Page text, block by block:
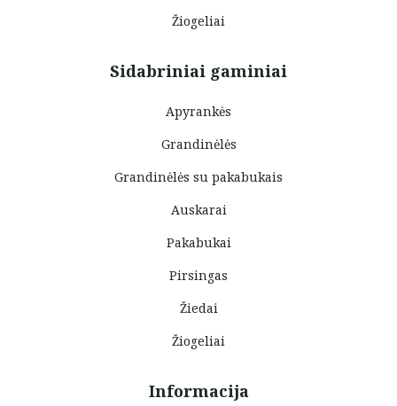
Žiogeliai
Sidabriniai gaminiai
Apyrankės
Grandinėlės
Grandinėlės su pakabukais
Auskarai
Pakabukai
Pirsingas
Žiedai
Žiogeliai
Informacija